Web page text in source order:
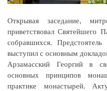
Открывая заседание,
приветствовал Святейшего
собравшихся.
выступил с основным
Арзамасский Георгий в
основных принципов
практике монастырей.